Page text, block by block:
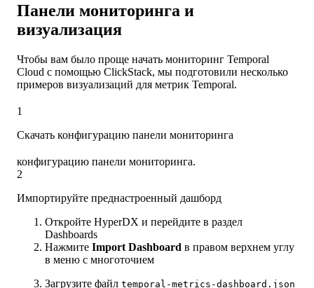
Панели мониторинга и
визуализация
Чтобы вам было проще начать мониторинг Temporal
Cloud с помощью ClickStack, мы подготовили несколько
примеров визуализаций для метрик Temporal.
1
Скачать конфигурацию панели мониторинга
конфигурацию панели мониторинга.
2
Импортируйте преднастроенный дашборд
Откройте HyperDX и перейдите в раздел
Dashboards
Нажмите Import Dashboard в правом верхнем углу
в меню с многоточием
Загрузите файл temporal-metrics-dashboard.json